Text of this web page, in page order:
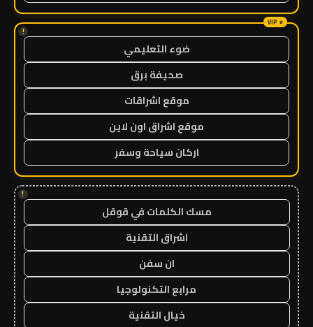
!
ضوء التعليمي
صحيفة برق
موقع اشراقات
موقع اشراق اون لاين
اركان سياحة وسفر
!
مسك الكلمات في قوقل
اشراق التقنية
ان سفن
مرابع التكنولوجيا
خيال التقنية